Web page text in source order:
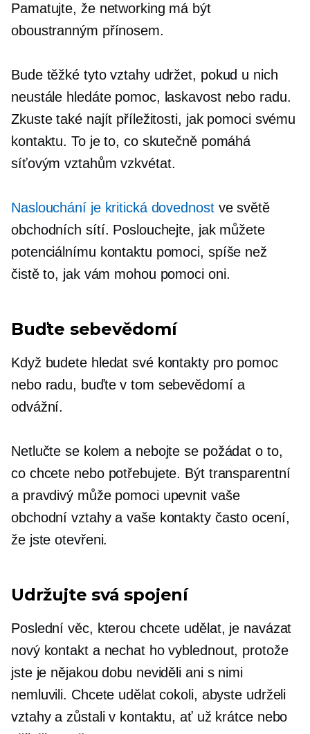
Pamatujte, že networking má být
oboustranným přínosem.
Bude těžké tyto vztahy udržet, pokud u nich
neustále hledáte pomoc, laskavost nebo radu.
Zkuste také najít příležitosti, jak pomoci svému
kontaktu. To je to, co skutečně pomáhá
síťovým vztahům vzkvétat.
Naslouchání je kritická dovednostve světě
obchodních sítí. Poslouchejte, jak můžete
potenciálnímu kontaktu pomoci, spíše než
čistě to, jak vám mohou pomoci oni.
Buďte sebevědomí
Když budete hledat své kontakty pro pomoc
nebo radu, buďte v tom sebevědomí a
odvážní.
Netlučte se kolem a nebojte se požádat o to,
co chcete nebo potřebujete. Být transparentní
a pravdivý může pomoci upevnit vaše
obchodní vztahy a vaše kontakty často ocení,
že jste otevřeni.
Udržujte svá spojení
Poslední věc, kterou chcete udělat, je navázat
nový kontakt a nechat ho vyblednout, protože
jste je nějakou dobu neviděli ani s nimi
nemluvili. Chcete udělat cokoli, abyste udrželi
vztahy a zůstali v kontaktu, ať už krátce nebo